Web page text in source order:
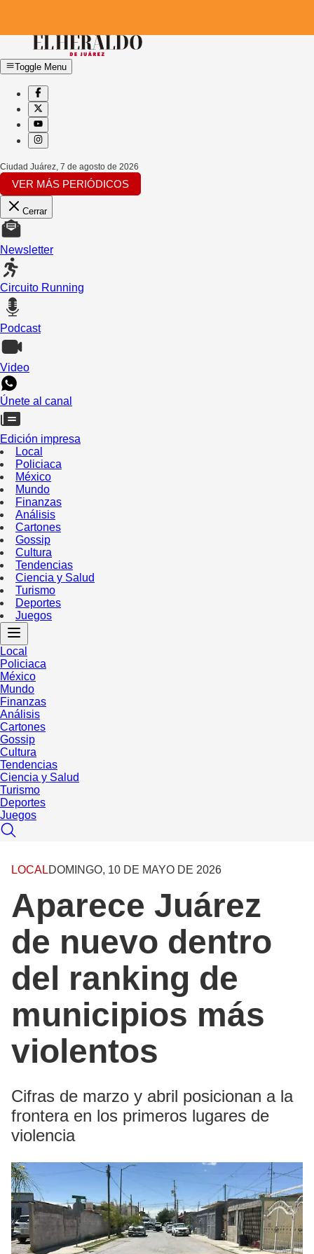
Toggle Menu
Ciudad Juárez 7 de agosto de 2026
VER MÁS PERIÓDICOS
Cerrar
Newsletter
Circuito Running
Podcast
Video
Únete al canal
Edición impresa
Local
Policiaca
México
Mundo
Finanzas
Análisis
Cartones
Gossip
Cultura
Tendencias
Ciencia y Salud
Turismo
Deportes
Juegos
Local
Policiaca
México
Mundo
Finanzas
Análisis
Cartones
Gossip
Cultura
Tendencias
Ciencia y Salud
Turismo
Deportes
Juegos
LOCALDOMINGO, 10 DE MAYO DE 2026
Aparece Juárez
de nuevo dentro
del ranking de
municipios más
violentos
Cifras de marzo y abril posicionan a la
frontera en los primeros lugares de
violencia